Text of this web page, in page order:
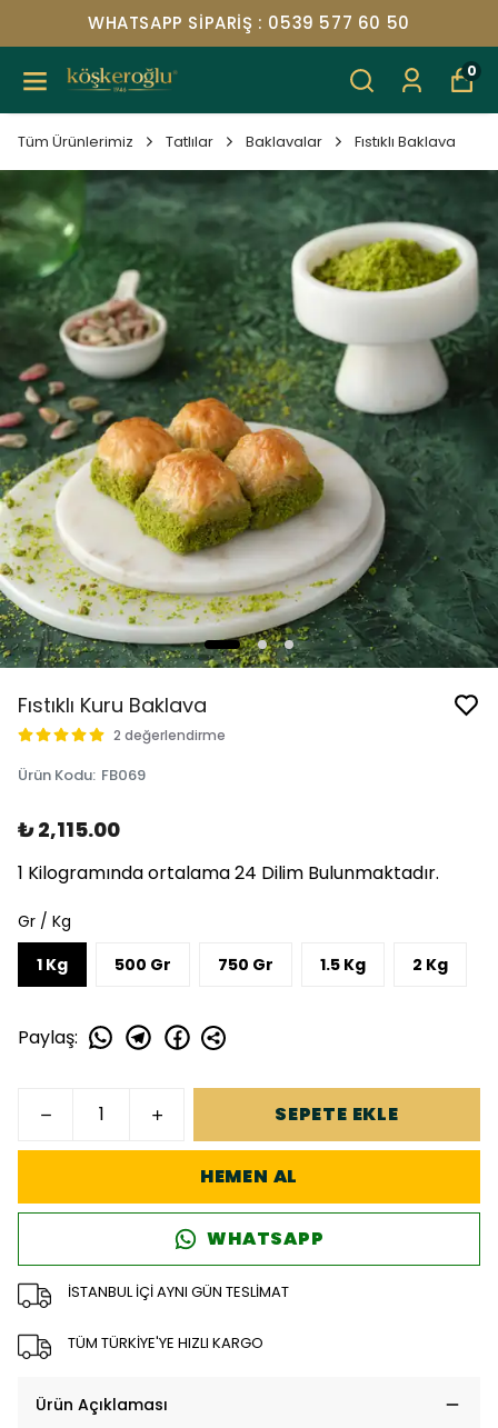
WHATSAPP SIPARIŞ : 0539 577 60 50
0
Tüm Ürünlerimiz Tatlılar Baklavalar Fıstıklı Baklava
Fıstıklı Kuru Baklava
2 değerlendirme
Ürün Kodu: FB069
₺ 2,115.00
1 Kilogramında ortalama 24 Dilim Bulunmaktadır.
Gr / Kg
1 Kg
500 Gr 750 Gr 1.5 Kg 2 Kg
Paylaş:
SEPETE EKLE
HEMEN AL
WHATSAPP
İSTANBUL İÇİ AYNI GÜN TESLİMAT
TÜM TÜRKİYE'YE HIZLI KARGO
Ürün Açıklaması